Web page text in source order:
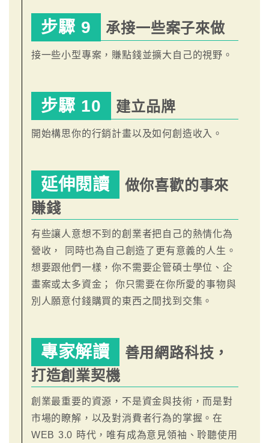
步驟 9 承接一些案子來做
接一些小型專案，賺點錢並擴大自己的視野。
步驟 10 建立品牌
開始構思你的行銷計畫以及如何創造收入。
延伸閱讀
做你喜歡的事來
賺錢
有些讓人意想不到的創業者把自己的熱情化為
營收， 同時也為自己創造了更有意義的人生。
想要跟他們一樣，你不需要企管碩士學位、企
畫案或太多資金； 你只需要在你所愛的事物與
別人願意付錢購買的東西之間找到交集。
專家解讀
善用網路科技，
打造創業契機
創業最重要的資源，不是資金與技術，而是對
市場的瞭解，以及對消費者行為的掌握。在
WEB 3.0 時代，唯有成為意見領袖、聆聽使用